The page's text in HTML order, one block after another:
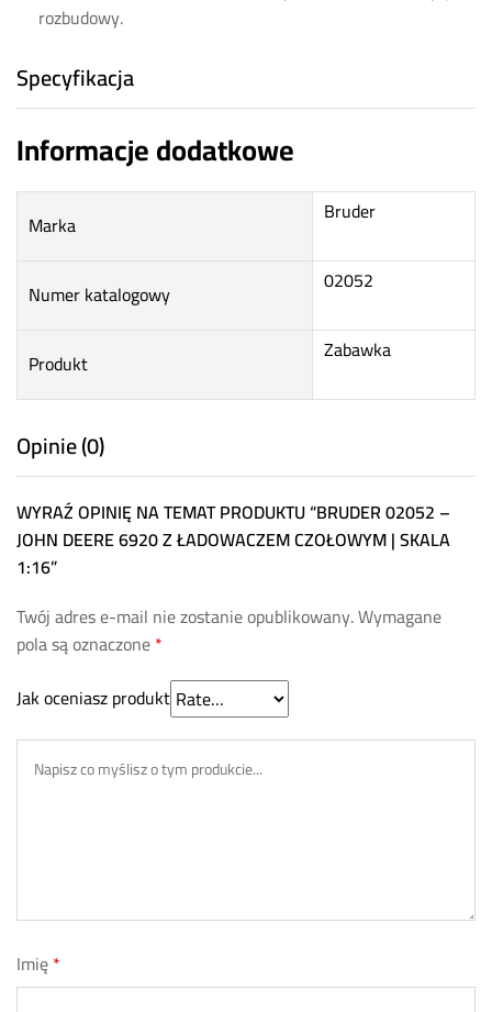
rozbudowy.
Specyfikacja
Informacje dodatkowe
Marka Bruder
Numer katalogowy 02052
Produkt Zabawka
Opinie (0)
WYRAŹ OPINIĘ NA TEMAT PRODUKTU “BRUDER 02052 –
JOHN DEERE 6920 Z ŁADOWACZEM CZOŁOWYM | SKALA
1:16”
Twój adres e-mail nie zostanie opublikowany.Wymagane
pola są oznaczone*
Jak oceniasz produkt
Imię*